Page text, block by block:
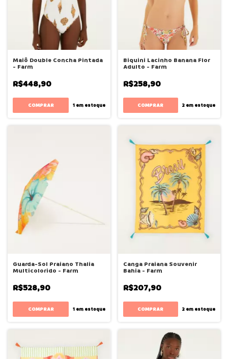
Maiô Double Concha Pintada
- Farm
R$448,90
COMPRAR 1em estoque
Biquini Lacinho Banana Flor
Adulto - Farm
R$258,90
COMPRAR 2 em estoque
Guarda-Sol Praiano Thalia
Multicolorido - Farm
R$528,90
1em estoque
Canga Praiana Souvenir
Bahia - Farm
R$207,90
2 em estoque